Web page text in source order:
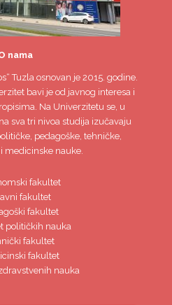
nama
Tuzla osnovan je 2015. godine.
bavi je od javnog interesa i
Na Univerzitetu se, u
sva tri nivoa studija izučavaju
pedagoške, tehničke,
medicinske nauke.
fakultet
fakultet
fakultet
političkih nauka
fakultet
fakultet
nauka